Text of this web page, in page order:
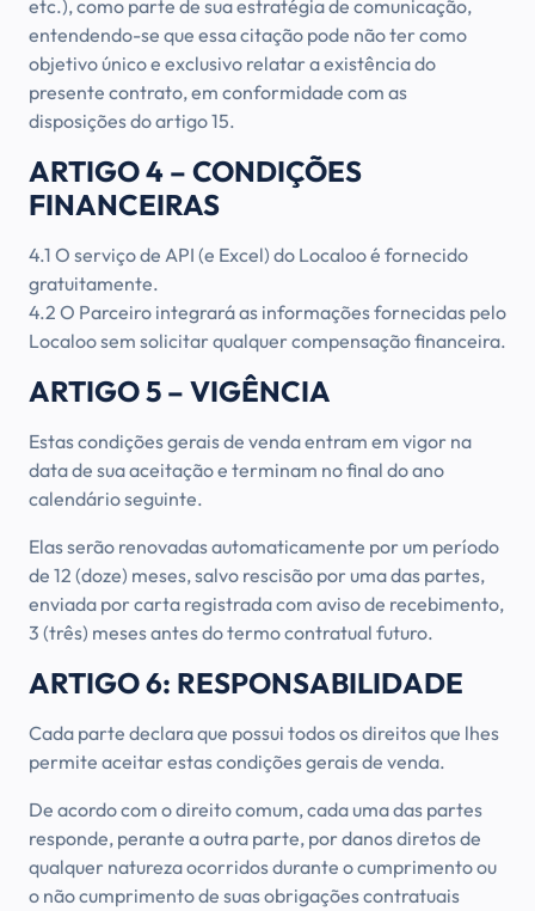
etc.), como parte de sua estratégia de comunicação,
entendendo-se que essa citação pode não ter como
objetivo único e exclusivo relatar a existência do
presente contrato, em conformidade com as
disposições do artigo 15.
ARTIGO 4 – CONDIÇÕES
FINANCEIRAS
4.1 O serviço de API (e Excel) do Localoo é fornecido
gratuitamente.
4.2 O Parceiro integrará as informações fornecidas pelo
Localoo sem solicitar qualquer compensação financeira.
ARTIGO 5 – VIGÊNCIA
Estas condições gerais de venda entram em vigor na
data de sua aceitação e terminam no final do ano
calendário seguinte.
Elas serão renovadas automaticamente por um período
de 12 (doze) meses, salvo rescisão por uma das partes,
enviada por carta registrada com aviso de recebimento,
3 (três) meses antes do termo contratual futuro.
ARTIGO 6: RESPONSABILIDADE
Cada parte declara que possui todos os direitos que lhes
permite aceitar estas condições gerais de venda.
De acordo com o direito comum, cada uma das partes
responde, perante a outra parte, por danos diretos de
qualquer natureza ocorridos durante o cumprimento ou
o não cumprimento de suas obrigações contratuais